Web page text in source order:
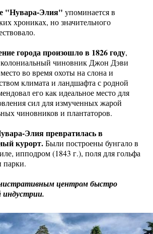
"Нувара-Элия" упоминается в
хрониках, но значительного
города произошло в 1826 году,
колониальный чиновник Джон Дэви
во время охоты на слона и
климата и ландшафта с родной
его как идеальное место для
сил для измученных жарой
чиновников и плантаторов.
Элия превратилась в
курорт.Были построены бунгало в
ипподром (1843 г.), поля для гольфа
парки.
центром быстро